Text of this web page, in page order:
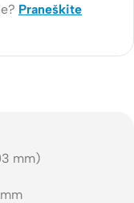
Praneškite
mm)